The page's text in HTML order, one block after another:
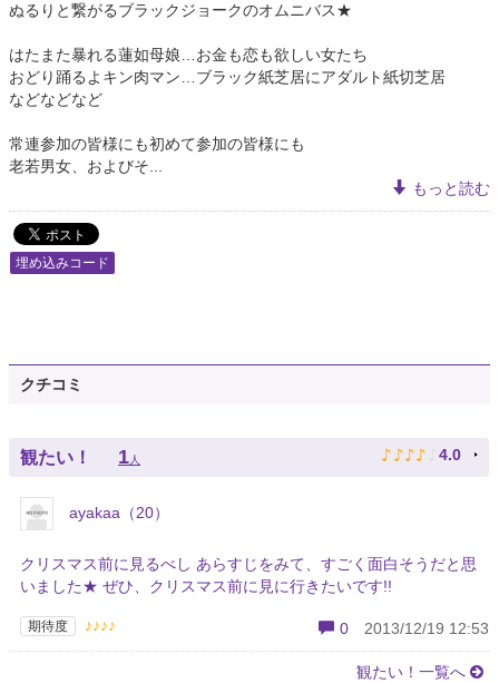
ぬるりと繋がるブラックジョークのオムニバス★
はたまた暴れる蓮如母娘…お金も恋も欲しい女たち
おどり踊るよキン肉マン…ブラック紙芝居にアダルト紙切芝居
などなどなど
常連参加の皆様にも初めて参加の皆様にも
老若男女、およびそ...
もっと読む
埋め込みコード
クチコミ
観たい！ 1人 ♪ ♪ ♪ ♪ ♪ 4.0
ayakaa（20）
クリスマス前に見るべし あらすじをみて、すごく面白そうだと思
いました★ ぜひ、クリスマス前に見に行きたいです!!
期待度 ♪♪♪♪ 0 2013/12/19 12:53
観たい！一覧へ